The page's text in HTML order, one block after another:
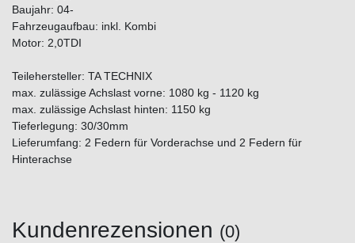
Baujahr: 04-
Fahrzeugaufbau: inkl. Kombi
Motor: 2,0TDI
Teilehersteller: TA TECHNIX
max. zulässige Achslast vorne: 1080 kg - 1120 kg
max. zulässige Achslast hinten: 1150 kg
Tieferlegung: 30/30mm
Lieferumfang: 2 Federn für Vorderachse und 2 Federn für
Hinterachse
Kundenrezensionen (0)